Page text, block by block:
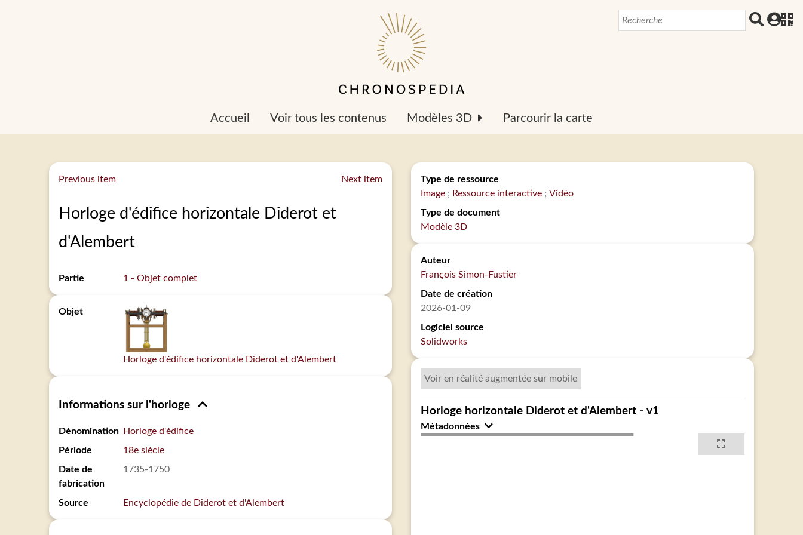
Accueil Voir tous les contenus Modèles 3D Parcourir la carte
Previous item Next item
Horloge d'édifice horizontale Diderot et
d'Alembert
Partie 1 - Objet complet
Objet
Horloge d'édifice horizontale Diderot et d'Alembert
Informations sur l'horloge
Dénomination
Horloge d'édifice
Période
18e siècle
Date de
fabrication
1735-1750
Source Encyclopédie de Diderot et d'Alembert
Type de ressource
Image
Ressource interactive
Vidéo
Type de document
Modèle 3D
Auteur
François Simon-Fustier
Date de création
2026-01-09
Logiciel source
Solidworks
Voir en réalité augmentée sur mobile
Horloge horizontale Diderot et d'Alembert - v1
Métadonnées